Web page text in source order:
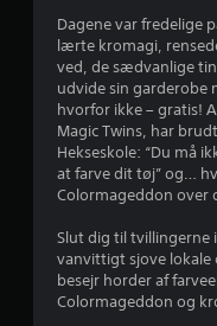
Dagene var fredelige
lærte kromagi,
ved, de sædvanlige
udvide sin garderobe
hvorfor ikke – gratis!
Magic Twins, har
Hekseskole: “Du må
at farve dit tøj” og…
Colormageddon over
Slut dig til tvillingerne
vanvittigt sjove lokale
besejr horder af
Colormageddon og